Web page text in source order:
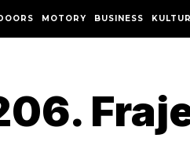
MOTORY BUSINESS